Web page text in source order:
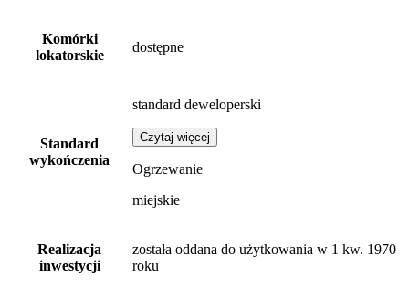
Komórki
lokatorskie
dostępne
Standard
wykończenia
standard deweloperski
Czytaj więcej
Ogrzewanie
miejskie
Realizacja
inwestycji
została oddana do użytkowania w 1 kw. 1970
roku